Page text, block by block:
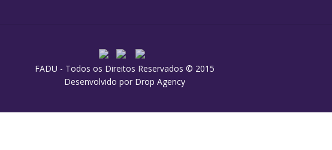
FADU - Todos os Direitos Reservados © 2015
Desenvolvido por Drop Agency